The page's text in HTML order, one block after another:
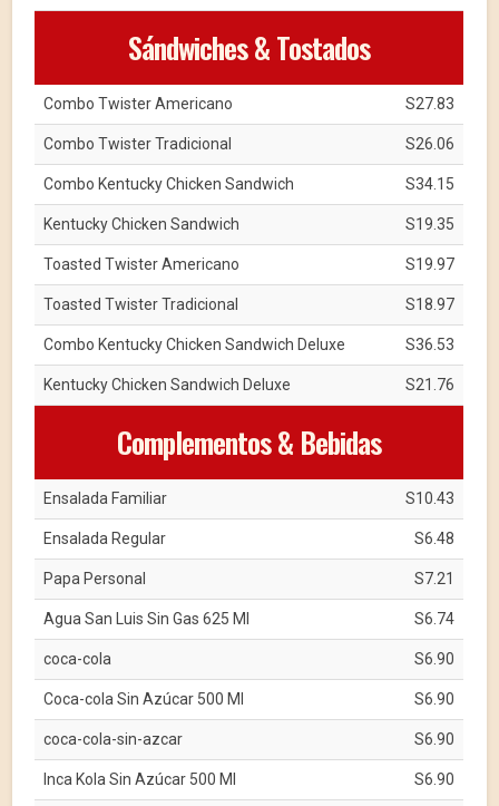
Sándwiches & Tostados
Combo Twister Americano S27.83
Combo Twister Tradicional S26.06
Combo Kentucky Chicken Sandwich S34.15
Kentucky Chicken Sandwich S19.35
Toasted Twister Americano S19.97
Toasted Twister Tradicional S18.97
Combo Kentucky Chicken Sandwich Deluxe S36.53
Kentucky Chicken Sandwich Deluxe S21.76
Complementos & Bebidas
Ensalada Familiar S10.43
Ensalada Regular S6.48
Papa Personal S7.21
Agua San Luis Sin Gas 625 Ml S6.74
coca-cola S6.90
Coca-cola Sin Azúcar 500 Ml S6.90
coca-cola-sin-azcar S6.90
Inca Kola Sin Azúcar 500 Ml S6.90